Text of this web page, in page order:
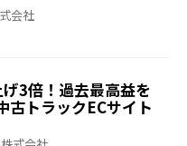
会社
3倍！過去最高益を
古トラックECサイト